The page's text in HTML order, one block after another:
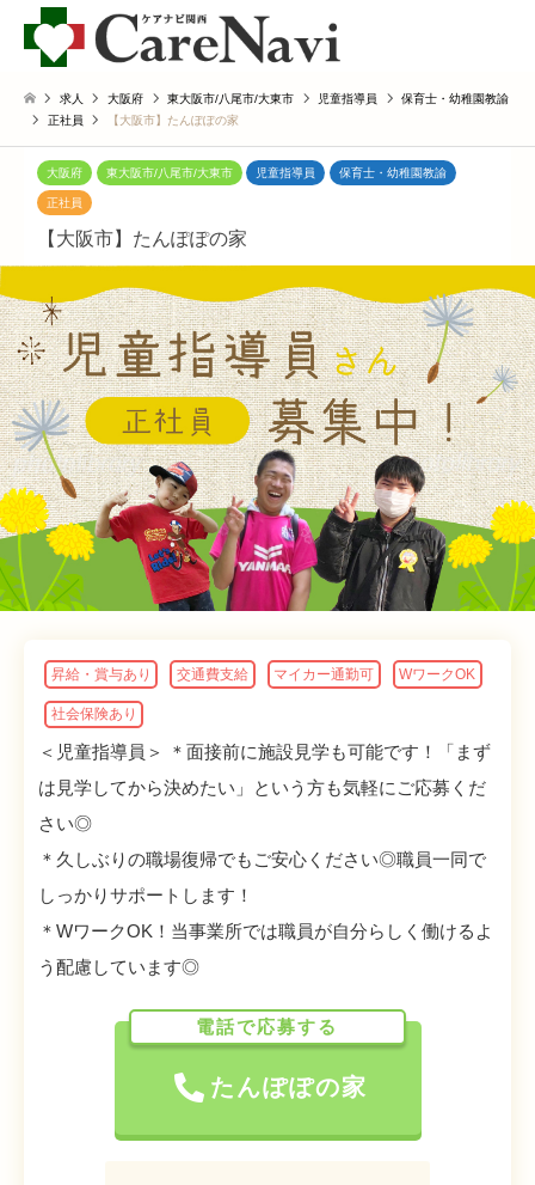
求人 大阪府 東大阪市/八尾市/大東市 児童指導員
保育士・幼稚園教諭
正社員
【大阪市】たんぽぽの家
大阪府 東大阪市/八尾市/大東市 児童指導員 保育士・幼稚園教諭
正社員
【大阪市】たんぽぽの家
昇給・賞与あり 交通費支給 マイカー通勤可 WワークOK
社会保険あり
＜児童指導員＞ ＊面接前に施設見学も可能です！「まず
は見学してから決めたい」という方も気軽にご応募くだ
さい◎
＊久しぶりの職場復帰でもご安心ください◎職員一同で
しっかりサポートします！
＊WワークOK！当事業所では職員が自分らしく働けるよ
う配慮しています◎
電話で応募する
たんぽぽの家